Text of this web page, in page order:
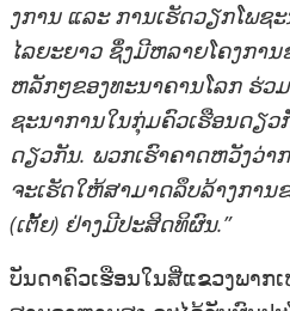
ງການ ແລະ ການເຮັດວຽກໂພຊ
ໄລຍະຍາວ ຊຶ່ງມີຫລາຍໂຄງກາ
ຫລັກໆຂອງທະນາຄານໂລກ ຮ່ວ
ຊະນາການໃນກຸ່ມຄົວເຮືອນດຽ
ດຽວກັນ. ພວກເຮົາຄາດຫວັງວ່
ຈະເຮັດໃຫ້ສາມາດລຶບລ້າງການ
(ເຕັ້ຍ) ຢ່າງມີປະສິດທິຜົນ.”
ບັນ​ດາຄົວເຮືອນໃນສີ່ແຂວງພາກ